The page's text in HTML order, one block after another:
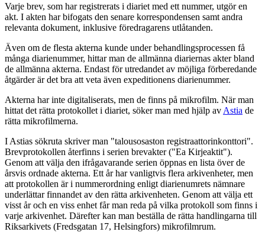
Varje brev, som har registrerats i diariet med ett nummer, utgör en
akt. I akten har bifogats den senare korrespondensen samt andra
relevanta dokument, inklusive föredragarens utlåtanden.
Även om de flesta akterna kunde under behandlingsprocessen få
många diarienummer, hittar man de allmänna diariernas akter bland
de allmänna akterna. Endast för utredandet av möjliga förberedande
åtgärder är det bra att veta även expeditionens diarienummer.
Akterna har inte digitaliserats, men de finns på mikrofilm. När man
hittat det rätta protokollet i diariet, söker man med hjälp av Astia de
rätta mikrofilmerna.
I Astias sökruta skriver man "talousosaston registraattorinkonttori".
Brevprotokollen återfinns i serien brevakter ("Ea Kirjeaktit").
Genom att välja den ifrågavarande serien öppnas en lista över de
årsvis ordnade akterna. Ett år har vanligtvis flera arkivenheter, men
att protokollen är i nummerordning enligt diarienumrets nämnare
underlättar finnandet av den rätta arkivenheten. Genom att välja ett
visst år och en viss enhet får man reda på vilka protokoll som finns i
varje arkivenhet. Därefter kan man beställa de rätta handlingarna till
Riksarkivets (Fredsgatan 17, Helsingfors) mikrofilmrum.